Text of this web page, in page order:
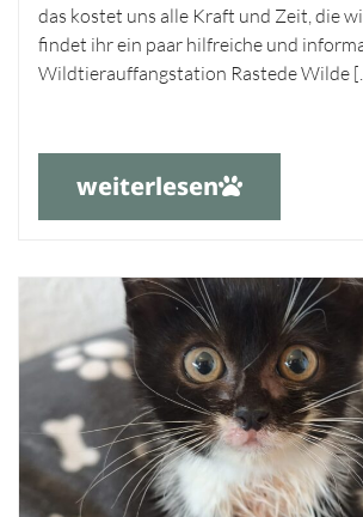
das kostet uns alle Kraft und Zeit, die
findet ihr ein paar hilfreiche und
Wildtierauffangstation Rastede Wilde
weiterlesen